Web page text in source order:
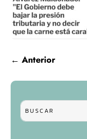
←Anterior